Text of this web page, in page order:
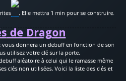
. Elle mettra 1 min pour se construire.
de Dragon
vous donnera un debuff en fonction de son
utilisez votre clé sur la porte.
aléatoire à celui qui le ramasse même
clés non utilisées. Voici la liste des clés et